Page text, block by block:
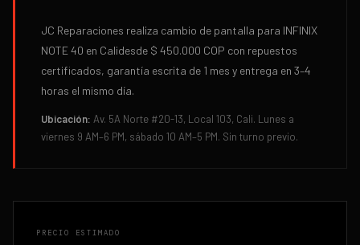
JC Reparaciones realiza cambio de pantalla para INFINIX
NOTE 40 en Calidesde $ 450.000 COP con repuestos
certificados, garantía escrita de 1 mes y entrega en 3–4
horas el mismo día.
Ubicación: Av. 5A Norte #20-13, Local 103, Cali. Lunes a
viernes 9 AM–6 PM, sábado 10 AM–5 PM. Sin turno previo.
PRECIO ESTIMADO